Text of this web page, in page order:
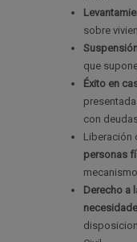
sobre
que
Éxito en
con
Liberación
personas
Derecho a